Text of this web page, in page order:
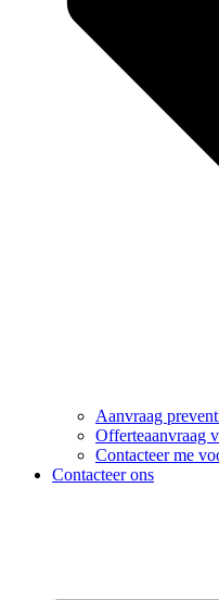
Aanvraag
Offerteaanvraag
Contacteer me
Contacteer ons